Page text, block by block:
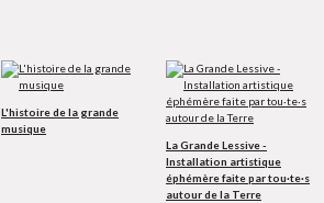
L'histoire de la grande
musique
La Grande Lessive -
Installation artistique
éphémère faite par tou·te·s
autour de la Terre